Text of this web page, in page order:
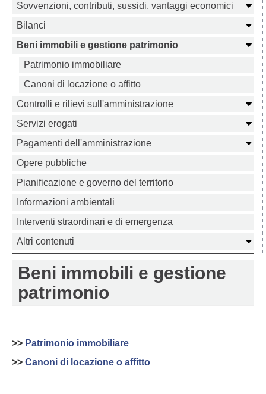
Sovvenzioni, contributi, sussidi, vantaggi economici
Bilanci
Beni immobili e gestione patrimonio
Patrimonio immobiliare
Canoni di locazione o affitto
Controlli e rilievi sull'amministrazione
Servizi erogati
Pagamenti dell'amministrazione
Opere pubbliche
Pianificazione e governo del territorio
Informazioni ambientali
Interventi straordinari e di emergenza
Altri contenuti
Beni immobili e gestione
patrimonio
>> Patrimonio immobiliare
>> Canoni di locazione o affitto